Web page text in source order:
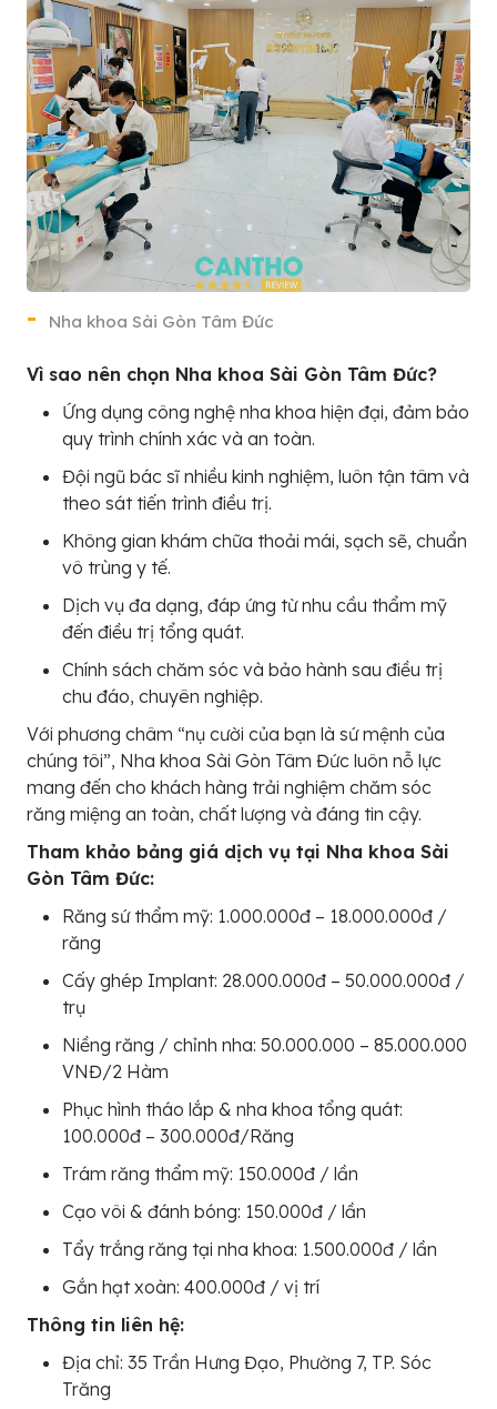
Nha khoa Sài Gòn Tâm Đức
Vì sao nên chọn Nha khoa Sài Gòn Tâm Đức?
Ứng dụng công nghệ nha khoa hiện đại, đảm bảo
quy trình chính xác và an toàn.
Đội ngũ bác sĩ nhiều kinh nghiệm, luôn tận tâm và
theo sát tiến trình điều trị.
Không gian khám chữa thoải mái, sạch sẽ, chuẩn
vô trùng y tế.
Dịch vụ đa dạng, đáp ứng từ nhu cầu thẩm mỹ
đến điều trị tổng quát.
Chính sách chăm sóc và bảo hành sau điều trị
chu đáo, chuyên nghiệp.
Với phương châm “nụ cười của bạn là sứ mệnh của
chúng tôi”, Nha khoa Sài Gòn Tâm Đức luôn nỗ lực
mang đến cho khách hàng trải nghiệm chăm sóc
răng miệng an toàn, chất lượng và đáng tin cậy.
Tham khảo bảng giá dịch vụ tại Nha khoa Sài
Gòn Tâm Đức:
Răng sứ thẩm mỹ: 1.000.000đ – 18.000.000đ /
răng
Cấy ghép Implant: 28.000.000đ – 50.000.000đ /
trụ
Niềng răng / chỉnh nha: 50.000.000 – 85.000.000
VNĐ/2 Hàm
Phục hình tháo lắp & nha khoa tổng quát:
100.000đ – 300.000đ/Răng
Trám răng thẩm mỹ: 150.000đ / lần
Cạo vôi & đánh bóng: 150.000đ / lần
Tẩy trắng răng tại nha khoa: 1.500.000đ / lần
Gắn hạt xoàn: 400.000đ / vị trí
Thông tin liên hệ:
Địa chỉ: 35 Trần Hưng Đạo, Phường 7, TP. Sóc
Trăng